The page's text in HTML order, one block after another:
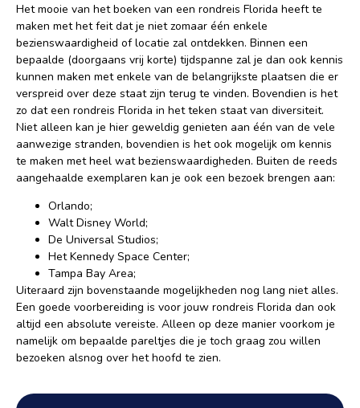
Het mooie van het boeken van een rondreis Florida heeft te
maken met het feit dat je niet zomaar één enkele
bezienswaardigheid of locatie zal ontdekken. Binnen een
bepaalde (doorgaans vrij korte) tijdspanne zal je dan ook kennis
kunnen maken met enkele van de belangrijkste plaatsen die er
verspreid over deze staat zijn terug te vinden. Bovendien is het
zo dat een rondreis Florida in het teken staat van diversiteit.
Niet alleen kan je hier geweldig genieten aan één van de vele
aanwezige stranden, bovendien is het ook mogelijk om kennis
te maken met heel wat bezienswaardigheden. Buiten de reeds
aangehaalde exemplaren kan je ook een bezoek brengen aan:
Orlando;
Walt Disney World;
De Universal Studios;
Het Kennedy Space Center;
Tampa Bay Area;
Uiteraard zijn bovenstaande mogelijkheden nog lang niet alles.
Een goede voorbereiding is voor jouw rondreis Florida dan ook
altijd een absolute vereiste. Alleen op deze manier voorkom je
namelijk om bepaalde pareltjes die je toch graag zou willen
bezoeken alsnog over het hoofd te zien.